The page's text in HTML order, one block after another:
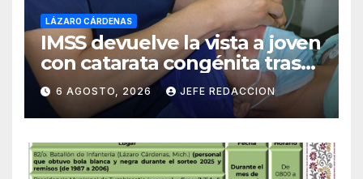
LÁZARO CÁRDENAS
IMSS devuelve la vista a joven
con catarata congénita tras
23 años de limitación visual
6 AGOSTO, 2026 JEFE REDACCION